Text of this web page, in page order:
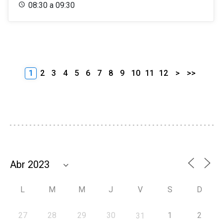
08:30 a 09:30
1 2 3 4 5 6 7 8 9 10 11 12 > >>
L M M J V S D
27 28 29 30 31 1 2